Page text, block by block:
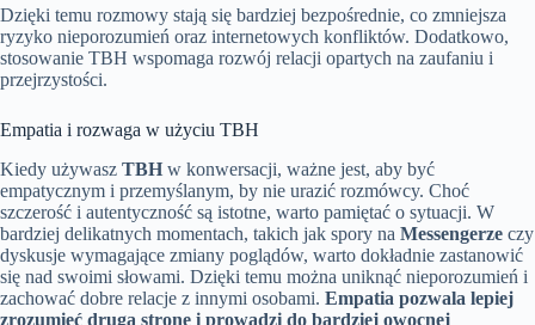
Dzięki temu rozmowy stają się bardziej bezpośrednie, co zmniejsza
ryzyko nieporozumień oraz internetowych konfliktów. Dodatkowo,
stosowanie TBH wspomaga rozwój relacji opartych na zaufaniu i
przejrzystości.
Empatia i rozwaga w użyciu TBH
Kiedy używasz TBH w konwersacji, ważne jest, aby być
empatycznym i przemyślanym, by nie urazić rozmówcy. Choć
szczerość i autentyczność są istotne, warto pamiętać o sytuacji. W
bardziej delikatnych momentach, takich jak spory na Messengerze czy
dyskusje wymagające zmiany poglądów, warto dokładnie zastanowić
się nad swoimi słowami. Dzięki temu można uniknąć nieporozumień i
zachować dobre relacje z innymi osobami. Empatia pozwala lepiej
zrozumieć drugą stronę i prowadzi do bardziej owocnej